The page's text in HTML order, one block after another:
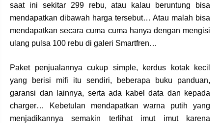
saat ini sekitar 299 rebu, atau kalau beruntung bisa
mendapatkan dibawah harga tersebut… Atau malah bisa
mendapatkan secara cuma cuma hanya dengan mengisi
ulang pulsa 100 rebu di galeri Smartfren…
Paket penjualannya cukup simple, kerdus kotak kecil
yang berisi mifi itu sendiri, beberapa buku panduan,
garansi dan lainnya, serta ada kabel data dan kepada
charger… Kebetulan mendapatkan warna putih yang
menjadikannya semakin terlihat imut imut karena